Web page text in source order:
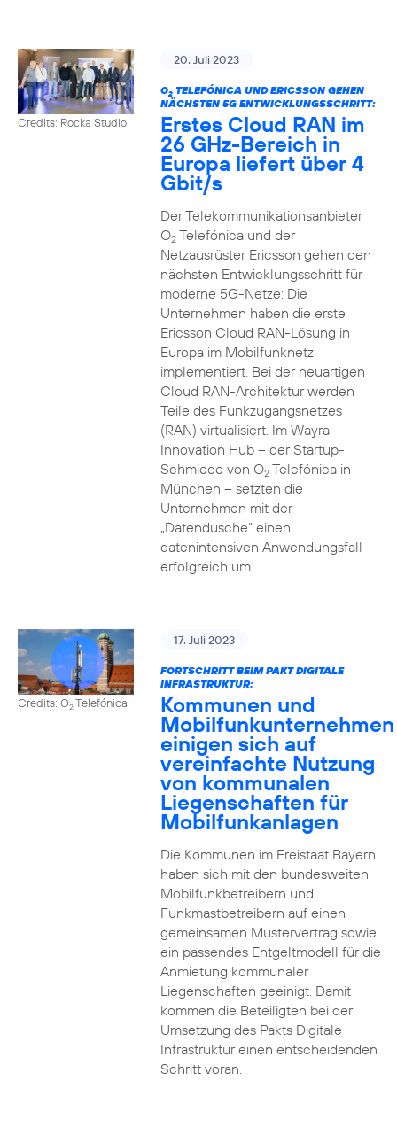
Credits: Rocka Studio
20. Juli 2023
O2TELEFÓNICA UND ERICSSON GEHEN
NÄCHSTEN 5G ENTWICKLUNGSSCHRITT:
Erstes Cloud RAN im
26 GHz-Bereich in
Europa liefert über 4
Gbit/s
Der Telekommunikationsanbieter
O2Telefónica und der
Netzausrüster Ericsson gehen den
nächsten Entwicklungsschritt für
moderne 5G-Netze: Die
Unternehmen haben die erste
Ericsson Cloud RAN-Lösung in
Europa im Mobilfunknetz
implementiert. Bei der neuartigen
Cloud RAN-Architektur werden
Teile des Funkzugangsnetzes
(RAN) virtualisiert. Im Wayra
Innovation Hub – der Startup-
Schmiede von O2Telefónica in
München – setzten die
Unternehmen mit der
„Datendusche“ einen
datenintensiven Anwendungsfall
erfolgreich um.
Credits: O2Telefónica
17. Juli 2023
FORTSCHRITT BEIM PAKT DIGITALE
INFRASTRUKTUR:
Kommunen und
Mobilfunkunternehmen
einigen sich auf
vereinfachte Nutzung
von kommunalen
Liegenschaften für
Mobilfunkanlagen
Die Kommunen im Freistaat Bayern
haben sich mit den bundesweiten
Mobilfunkbetreibern und
Funkmastbetreibern auf einen
gemeinsamen Mustervertrag sowie
ein passendes Entgeltmodell für die
Anmietung kommunaler
Liegenschaften geeinigt. Damit
kommen die Beteiligten bei der
Umsetzung des Pakts Digitale
Infrastruktur einen entscheidenden
Schritt voran.